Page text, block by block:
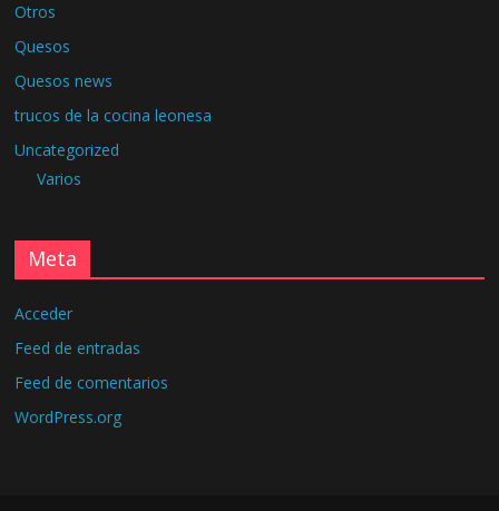
Otros
Quesos
Quesos news
trucos de la cocina leonesa
Uncategorized
Varios
Meta
Acceder
Feed de entradas
Feed de comentarios
WordPress.org